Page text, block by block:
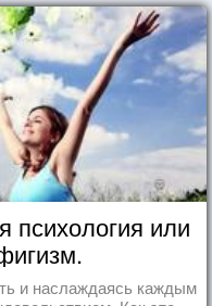
психология или
и наслаждаясь каждым